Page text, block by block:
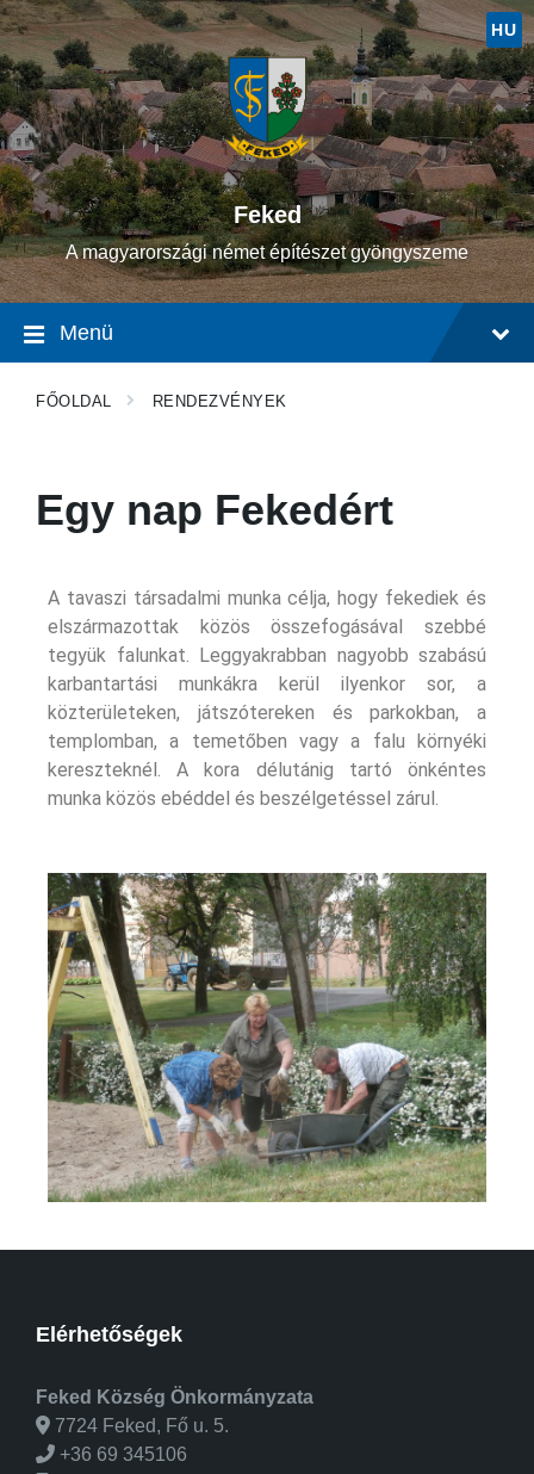
HU
Feked
A magyarországi német építészet gyöngyszeme
Menü
FŐOLDAL RENDEZVÉNYEK
Egy nap Fekedért
A tavaszi társadalmi munka célja, hogy fekediek és
elszármazottak közös összefogásával szebbé
tegyük falunkat. Leggyakrabban nagyobb szabású
karbantartási munkákra kerül ilyenkor sor, a
közterületeken, játszótereken és parkokban, a
templomban, a temetőben vagy a falu környéki
kereszteknél. A kora délutánig tartó önkéntes
munka közös ebéddel és beszélgetéssel zárul.
Elérhetőségek
Feked Község Önkormányzata
7724 Feked, Fő u. 5.
+36 69 345106